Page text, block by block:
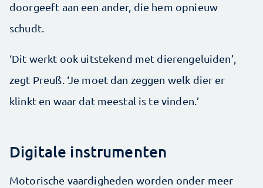
doorgeeft aan een ander, die hem opnieuw
schudt.
‘Dit werkt ook uitstekend met dieren­geluiden’,
zegt Preuß. ‘Je moet dan zeggen welk dier er
klinkt en waar dat meestal is te vinden.’
Digitale instrumenten
Motorische vaardigheden worden onder meer